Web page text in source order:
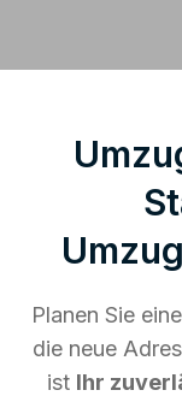
Planen Sie
die neue
ist Ihr